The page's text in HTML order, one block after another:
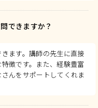
できますか？
ます。講師の先生に直接
徴です。また、経験豊富
んをサポートしてくれま